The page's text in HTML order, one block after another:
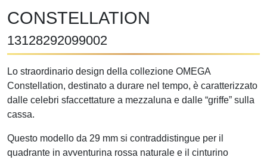
CONSTELLATION
13128292099002
Lo straordinario design della collezione OMEGA
Constellation, destinato a durare nel tempo, è caratterizzato
dalle celebri sfaccettature a mezzaluna e dalle “griffe” sulla
cassa.
Questo modello da 29 mm si contraddistingue per il
quadrante in avventurina rossa naturale e il cinturino